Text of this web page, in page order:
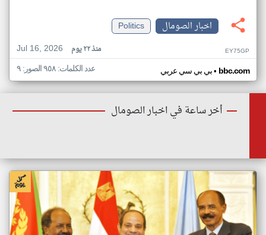
اخبار الصومال
Politics
Jul 16, 2026
منذ ٢٢ يوم EY75GP
بي بي سي عربي• bbc.com عدد الكلمات: ٩٥٨ الصور: ٩
أخر ساعة في اخبار الصومال